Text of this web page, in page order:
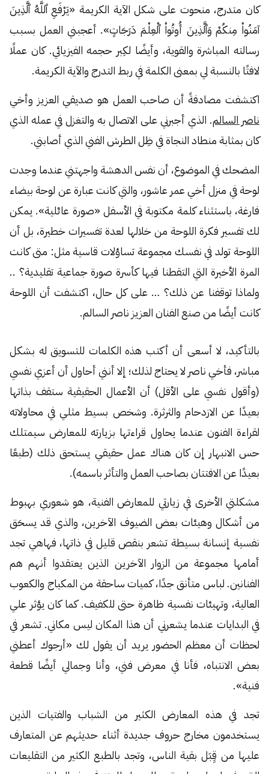
كان متدرج، منحوت على شكل الآية الكريمة «يَرْفَعِ ٱللَّهُ ٱلَّذِينَ
آمَنُواْ مِنكُمْ وَٱلَّذِينَ أُوتُواْ ٱلْعِلْمَ دَرَجَاتٍ». أعجبني العمل بسبب
رسالته المباشرة والقوية، وأيضًا لكِبر حجمه الفيزيائي. كان عملًا
لافتًا بالنسبة لي بمعنى الكلمة في ربط التدرج والآية الكريمة.
اكتشفت مصادفةً أن صاحب العمل هو صديقي العزيز وأخي
ناصر السالم. الذي أجبرني على الاتصال به والتغزل في عمله الذي
كان بمثابة منطاد النجاة في ظِل الطرش الفني الذي أصابني.
المضحك في الموضوع، أن نفس الدهشة واجهتني عندما وجدت
لوحة في منزل أخي عمر عاشور، والتي كانت عبارة عن لوحة بيضاء
فارغة، باستثناء كلمة مكتوبة في الأسفل «صورة عائلية». يمكن
لك تفسير فكرة اللوحة من خلالها لعدة تفسيرات خطيرة، بل أن
اللوحة تولد في نفسك مجموعة تساؤلات قاسية مثل: متى كانت
المرة الأخيرة التي التقطنا فيها كأسرة صورة جماعية تقليدية؟ ..
ولماذا توقفنا عن ذلك؟ … على كل حال، اكتشفت أن اللوحة
كانت أيضًا من صنع الفنان العزيز ناصر السالم.
بالتأكيد، لا أسعى أن أكتب هذه الكلمات للتسويق له بشكل
مباشر، فأخي ناصر لا يحتاج لذلك؛ إلا أنني أحاول أن أعزي نفسي
(وأقول نفسي على الأقل) أن الأعمال الحقيقية ستقف بذاتها
بعيدًا عن الازدحام والثرثرة. وشخص بسيط مثلي في محاولاته
لقراءة الفنون عندما يحاول قراءتها بزيارته للمعارض سيمتلك
حس الانبهار إن كان هناك عمل حقيقي يستحق ذلك (طبعًا
بعيدًا عن الافتتان بصاحب العمل والتأثر باسمه).
مشكلتي الأخرى في زيارتي للمعارض الفنية، هو شعوري بهبوط
من أشكال وهيئات بعض الضيوف الآخرين، والذي قد يسحَق
نفسية إنسانة بسيطة تشعر بنقص قليل في ذاتها، فهاهي تجد
أمامها مجموعة من الزوار الآخرين الذين يعتقدوا أنهم هم
الفنانين. لباس متأنق جدًا، كميات ساحقة من المكياج والكعوب
العالية، وتهيئات نفسية ظاهرة حتى للكفيف. كما كان يؤثر علي
في البدايات عندما يشعرني أن هذا المكان ليس مكاني. تشعر في
لحظات أن معظم الحضور يريد أن يقول لك «أرجوك أعطني
بعض الانتباه، فأنا في معرض فني، وأنا وجمالي أيضًا قطعة
فنية».
تجد في هذه المعارض الكثير من الشباب والفتيات الذين
يستخدمون مخارج حروف جديدة أثناء حديثهم عن المتعارف
عليها من قِِبَل بقية الناس، وتجد بالطبع الكثير من التقليعات